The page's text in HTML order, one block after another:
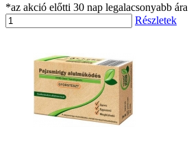
*az akció előtti 30 nap legalacsonyabb ára
Részletek